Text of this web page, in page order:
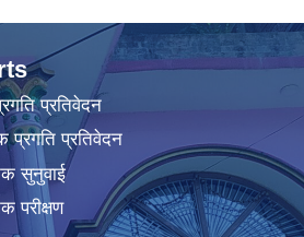
प्रतिवेदन
प्रगति प्रतिवेदन
सुनुवाई
परीक्षण